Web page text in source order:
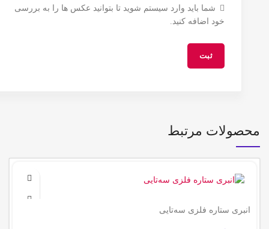
شما باید وارد سیستم شوید تا بتوانید عکس ها را به بررسی
خود اضافه کنید.
محصولات مرتبط
انبری ستاره فلزی سه‌تایی